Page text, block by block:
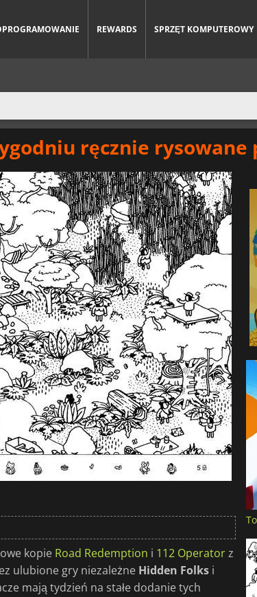
REWARDS SPRZĘT KOMPUTEROWY
ręcznie rysowane
kopie Road Redemption i 112 Operatorz
ulubione gry niezależne Hidden Folks i
mają tydzień na stałe dodanie tych